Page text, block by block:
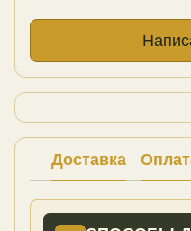
Доставка